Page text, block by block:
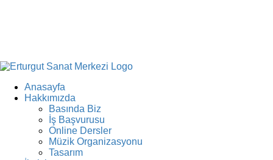
Anasayfa
Hakkımızda
Basında Biz
İş Başvurusu
Online Dersler
Müzik Organizasyonu
Tasarım